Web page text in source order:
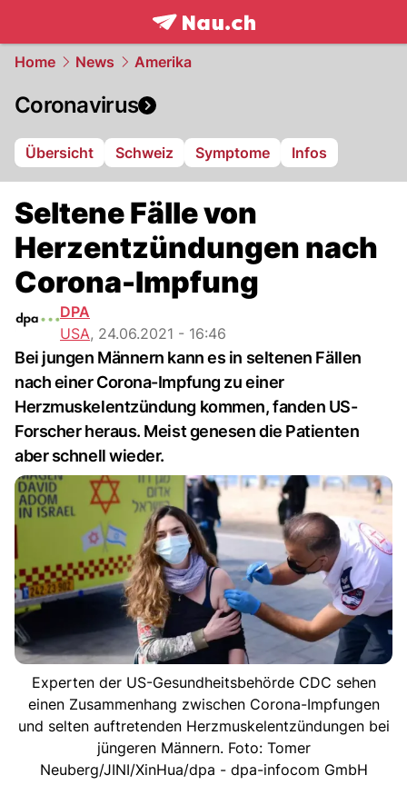
frontpage.NAU.ch
Home News Amerika
Coronavirus
Übersicht Schweiz Symptome Infos
Seltene Fälle von
Herzentzündungen nach
Corona-Impfung
DPA
USA, 24.06.2021 - 16:46
Bei jungen Männern kann es in seltenen Fällen
nach einer Corona-Impfung zu einer
Herzmuskelentzündung kommen, fanden US-
Forscher heraus. Meist genesen die Patienten
aber schnell wieder.
Experten der US-Gesundheitsbehörde CDC sehen
einen Zusammenhang zwischen Corona-Impfungen
und selten auftretenden Herzmuskelentzündungen bei
jüngeren Männern. Foto: Tomer
Neuberg/JINI/XinHua/dpa - dpa-infocom GmbH